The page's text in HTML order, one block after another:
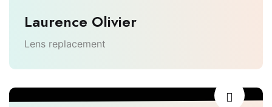
Laurence Olivier
Lens replacement